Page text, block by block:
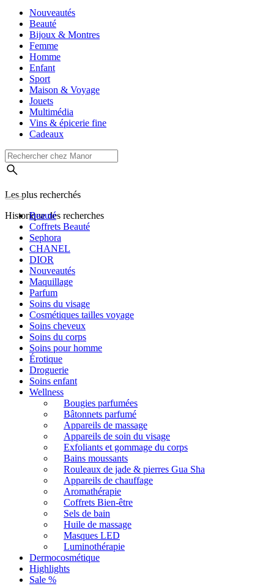
Nouveautés
Beauté
Bijoux & Montres
Femme
Homme
Enfant
Sport
Maison & Voyage
Jouets
Multimédia
Vins & épicerie fine
Cadeaux
Les plus recherchés
Historique des recherches
Beauté
Coffrets Beauté
Sephora
CHANEL
DIOR
Nouveautés
Maquillage
Parfum
Soins du visage
Cosmétiques tailles voyage
Soins cheveux
Soins du corps
Soins pour homme
Érotique
Droguerie
Soins enfant
Wellness
Bougies parfumées
Bâtonnets parfumé
Appareils de massage
Appareils de soin du visage
Exfoliants et gommage du corps
Bains moussants
Rouleaux de jade & pierres Gua Sha
Appareils de chauffage
Aromathérapie
Coffrets Bien-être
Sels de bain
Huile de massage
Masques LED
Luminothérapie
Dermocosmétique
Highlights
Sale %